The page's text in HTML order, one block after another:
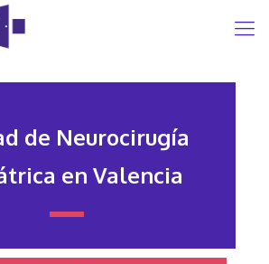
de Neurocirugía
en Valencia